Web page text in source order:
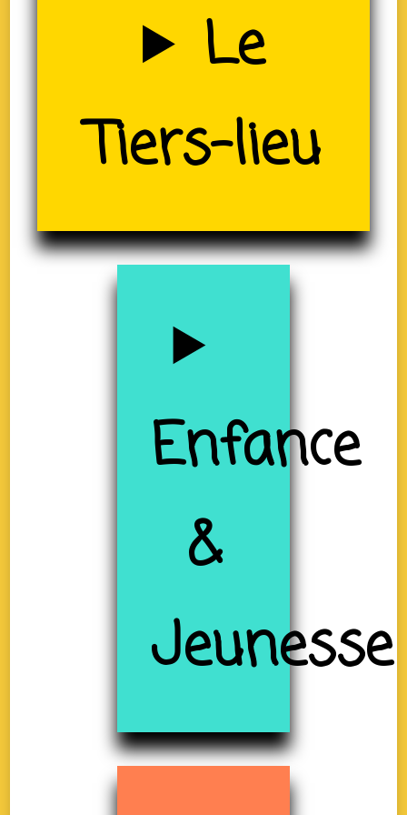
(19)
Le
Tiers-lieu
Enfance
&
Jeunesse